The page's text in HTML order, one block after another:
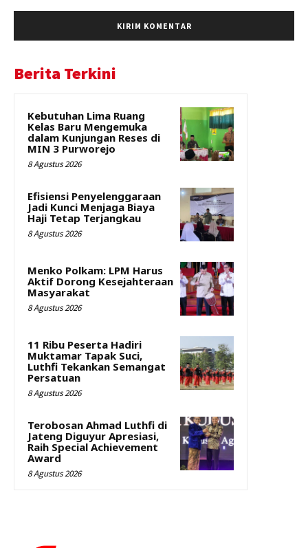
Berita Terkini
Kebutuhan Lima Ruang
Kelas Baru Mengemuka
dalam Kunjungan Reses di
MIN 3 Purworejo
8 Agustus 2026
Efisiensi Penyelenggaraan
Jadi Kunci Menjaga Biaya
Haji Tetap Terjangkau
8 Agustus 2026
Menko Polkam: LPM Harus
Aktif Dorong Kesejahteraan
Masyarakat
8 Agustus 2026
11 Ribu Peserta Hadiri
Muktamar Tapak Suci,
Luthfi Tekankan Semangat
Persatuan
8 Agustus 2026
Terobosan Ahmad Luthfi di
Jateng Diguyur Apresiasi,
Raih Special Achievement
Award
8 Agustus 2026